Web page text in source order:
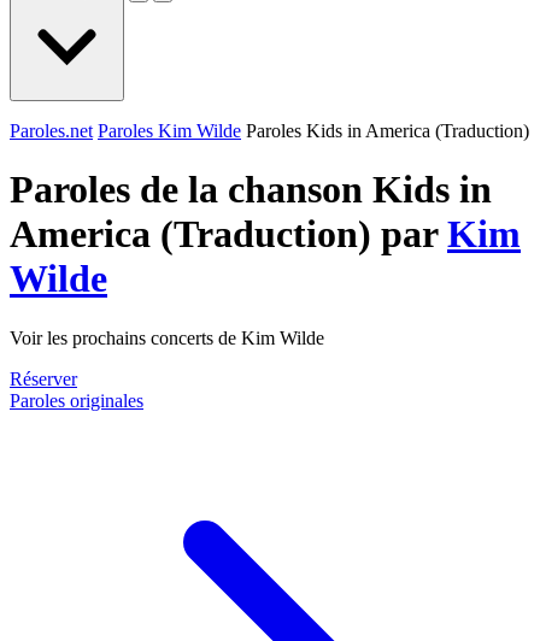
Paroles.net Paroles Kim Wilde Paroles Kids in America (Traduction)
Paroles de la chanson Kids in
America (Traduction) parKim
Wilde
Voir les prochains concerts de Kim Wilde
Réserver
Paroles originales